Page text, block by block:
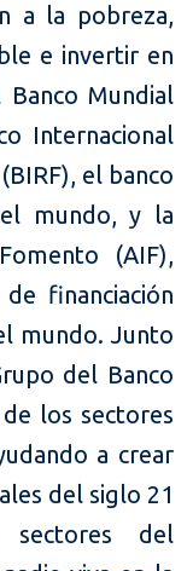
a la pobreza,
e invertir en
Mundial
Internacional
el banco
mundo, y la
(AIF),
financiación
mundo. Junto
del Banco
los sectores
a crear
del siglo 21
del